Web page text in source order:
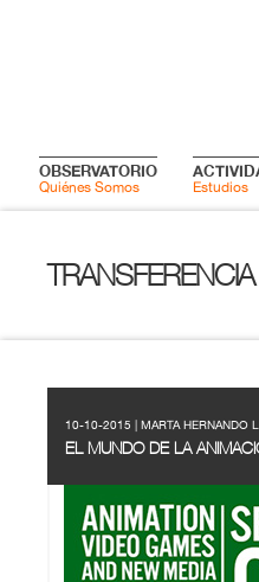
OBSERVATORIO
Quiénes Somos Estudios
TRANSFERENCIA
10-10-2015 | MARTA HERNANDO
EL MUNDO DE LA